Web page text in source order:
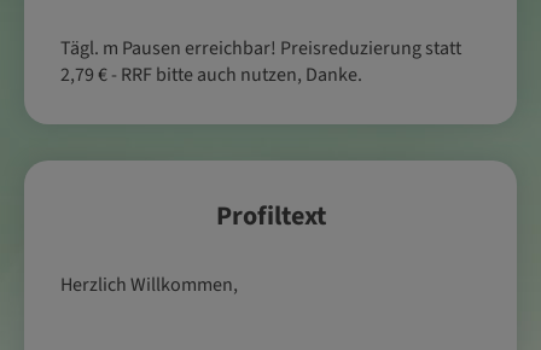
Tägl. m Pausen erreichbar! Preisreduzierung statt
2,79 € - RRF bitte auch nutzen, Danke.
Profiltext
Herzlich Willkommen,